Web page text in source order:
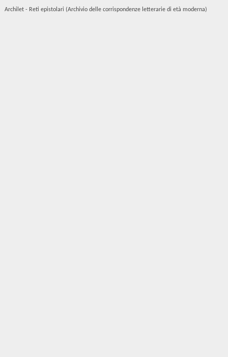
Archilet - Reti epistolari (Archivio delle corrispondenze letterarie di età moderna)